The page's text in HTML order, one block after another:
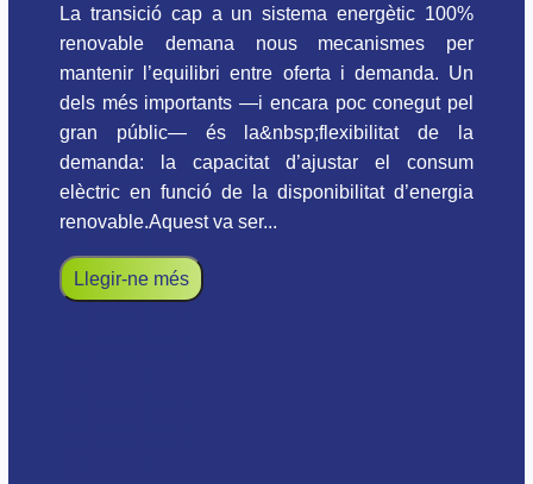
La transició cap a un sistema energètic 100%
renovable demana nous mecanismes per
mantenir l’equilibri entre oferta i demanda. Un
dels més importants —i encara poc conegut pel
gran públic— és la&nbsp;flexibilitat de la
demanda: la capacitat d’ajustar el consum
elèctric en funció de la disponibilitat d’energia
renovable.Aquest va ser...
Llegir-ne més